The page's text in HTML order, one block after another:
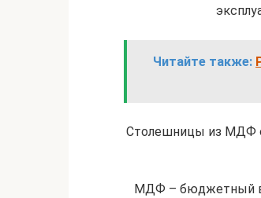
Читайте также:
Столешницы из МДФ
МДФ – бюджетный